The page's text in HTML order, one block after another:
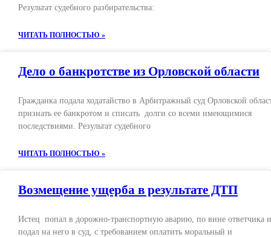
Результат судебного разбирательства:
ЧИТАТЬ ПОЛНОСТЬЮ »
Дело о банкротстве из Орловской области
Гражданка подала ходатайство в Арбитражный суд Орловской
признать ее банкротом и списать долги со всеми имеющимися
последствиями. Результат судебного
ЧИТАТЬ ПОЛНОСТЬЮ »
Возмещение ущерба в результате ДТП
Истец попал в дорожно-транспортную аварию, по вине ответчика и
подал на него в суд, с требованием оплатить моральный и